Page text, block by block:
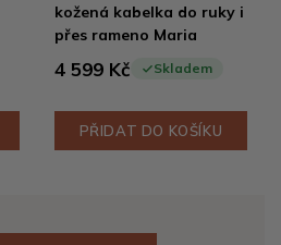
kožená kabelka do ruky i
přes rameno Maria
4 599 Kč Skladem
PŘIDAT DO KOŠÍKU